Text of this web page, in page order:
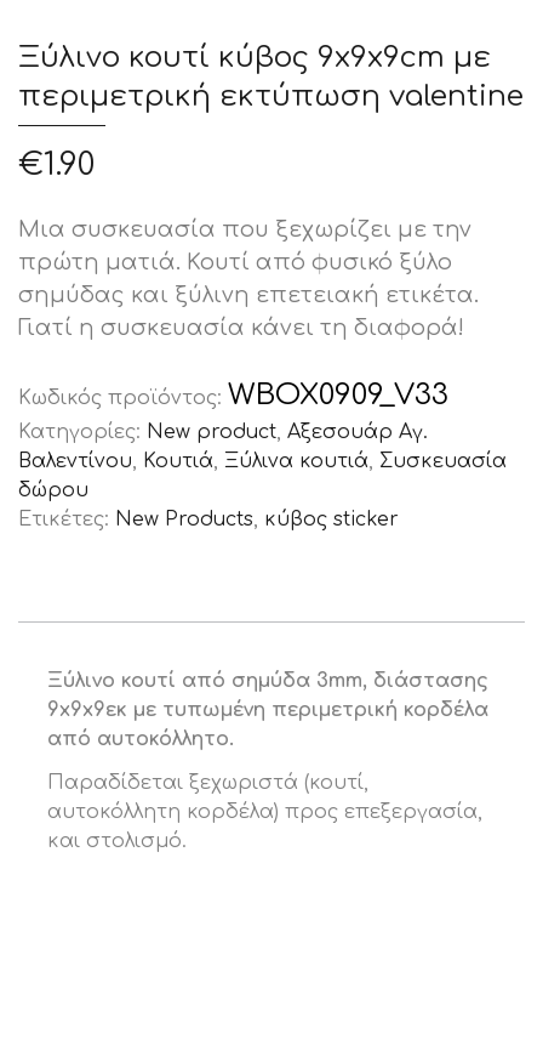
Ξύλινο κουτί κύβος 9x9x9cm με
περιμετρική εκτύπωση valentine
€1.90
Μια συσκευασία που ξεχωρίζει με την
πρώτη ματιά. Κουτί από φυσικό ξύλο
σημύδας και ξύλινη επετειακή ετικέτα.
Γιατί η συσκευασία κάνει τη διαφορά!
Κωδικός προϊόντος: WBOX0909_V33
Κατηγορίες: New product, Αξεσουάρ Αγ.
Βαλεντίνου, Κουτιά, Ξύλινα κουτιά, Συσκευασία
δώρου
Ετικέτες: New Products, κύβος sticker
Ξύλινο κουτί από σηµύδα 3mm, διάστασης
9x9x9εκ µε τυπωμένη περιμετρική κορδέλα
από αυτοκόλλητο.
Παραδίδεται ξεχωριστά (κουτί,
αυτοκόλλητη κορδέλα) προς επεξεργασία,
και στολισμό.